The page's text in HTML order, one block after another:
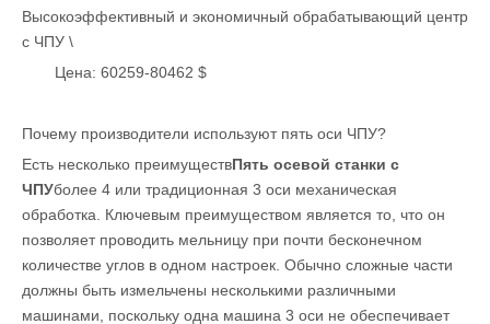
Высокоэффективный и экономичный обрабатывающий центр
с ЧПУ \
Цена: 60259-80462 $
Почему производители используют пять оси ЧПУ?
Есть несколько преимуществПять осевой станки с
ЧПУболее 4 или традиционная 3 оси механическая
обработка. Ключевым преимуществом является то, что он
позволяет проводить мельницу при почти бесконечном
количестве углов в одном настроек. Обычно сложные части
должны быть измельчены несколькими различными
машинами, поскольку одна машина 3 оси не обеспечивает